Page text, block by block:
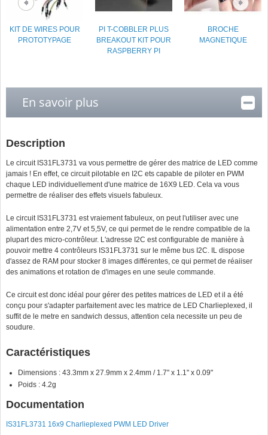
KIT DE WIRES POUR
PROTOTYPAGE
PI T-COBBLER PLUS
BREAKOUT KIT POUR
RASPBERRY PI
BROCHE
MAGNETIQUE
En savoir plus
Description
Le circuit IS31FL3731 va vous permettre de gérer des matrice de LED comme
jamais ! En effet, ce circuit pilotable en I2C ets capable de piloter en PWM
chaque LED individuellement d'une matrice de 16X9 LED. Cela va vous
permettre de réaliser des effets visuels fabuleux.
Le circuit IS31FL3731 est vraiement fabuleux, on peut l'utiliser avec une
alimentation entre 2,7V et 5,5V, ce qui permet de le rendre compatible de la
plupart des micro-contrôleur. L'adresse I2C est configurable de manière à
pouvoir mettre 4 contrôleurs IS31FL3731 sur le même bus I2C. IL dispose
d'assez de RAM pour stocker 8 images différentes, ce qui permet de réaiiser
des animations et rotation de d'images en une seule commande.
Ce circuit est donc idéal pour gérer des petites matrices de LED et il a été
conçu pour s'adapter parfaitement avec les matrice de LED Charlieplexed, il
suffit de le metre en sandwich dessus, attention cela necessite un peu de
soudure.
Caractéristiques
Dimensions : 43.3mm x 27.9mm x 2.4mm / 1.7" x 1.1" x 0.09"
Poids : 4.2g
Documentation
IS31FL3731 16x9 Charlieplexed PWM LED Driver